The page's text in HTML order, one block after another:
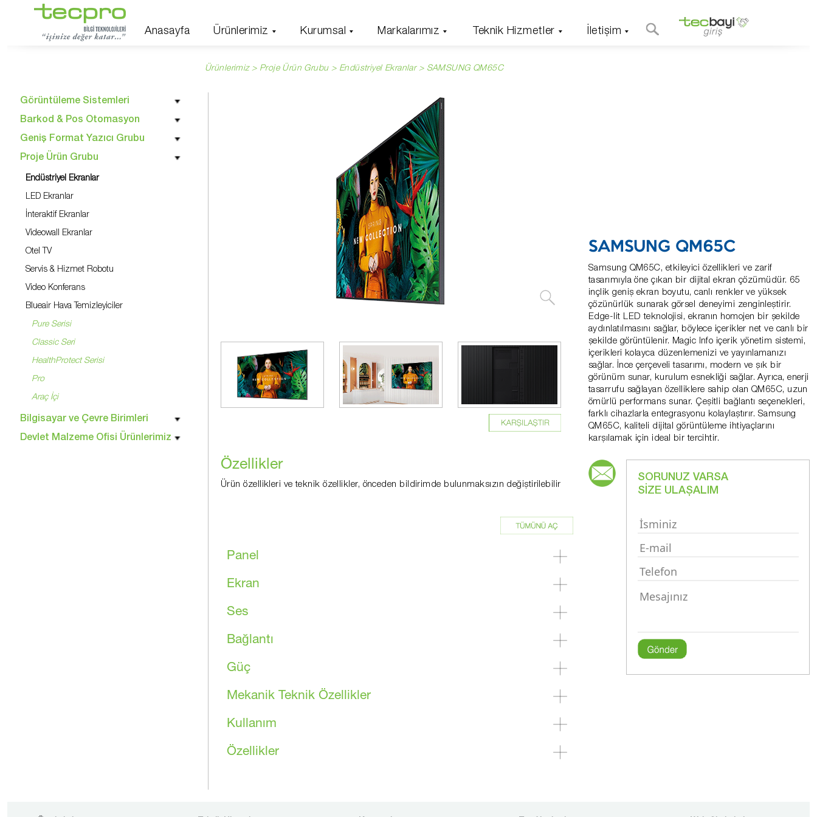
Anasayfa Ürünlerimiz Kurumsal Markalarımız Teknik Hizmetler İletişim
Ürünlerimiz > Proje Ürün Grubu > Endüstriyel Ekranlar> SAMSUNG QM65C
Görüntüleme Sistemleri
Barkod & Pos Otomasyon
Geniş Format Yazıcı Grubu
Proje Ürün Grubu
Endüstriyel Ekranlar
LED Ekranlar
İnteraktif Ekranlar
Videowall Ekranlar
Otel TV
Servis & Hizmet Robotu
Video Konferans
Blueair Hava Temizleyiciler
Pure Serisi
Classic Seri
HealthProtect Serisi
Pro
Araç İçi
Bilgisayar ve Çevre Birimleri
Devlet Malzeme Ofisi Ürünlerimiz
Özellikler
Ürün özellikleri ve teknik özellikler, önceden bildirimde bulunmaksızın değiştirilebilir
Panel
Ekran
Ses
Bağlantı
Güç
Mekanik Teknik Özellikler
Kullanım
Özellikler
SAMSUNG QM65C
Samsung QM65C, etkileyici özellikleri ve zarif
tasarımıyla öne çıkan bir dijital ekran çözümüdür. 65
inçlik geniş ekran boyutu, canlı renkler ve yüksek
çözünürlük sunarak görsel deneyimi zenginleştirir.
Edge-lit LED teknolojisi, ekranın homojen bir şekilde
aydınlatılmasını sağlar, böylece içerikler net ve canlı bir
şekilde görüntülenir. Magic Info içerik yönetim sistemi,
içerikleri kolayca düzenlemenizi ve yayınlamanızı
sağlar. İnce çerçeveli tasarımı, modern ve şık bir
görünüm sunar, kurulum esnekliği sağlar. Ayrıca, enerji
tasarrufu sağlayan özelliklere sahip olan QM65C, uzun
ömürlü performans sunar. Çeşitli bağlantı seçenekleri,
farklı cihazlarla entegrasyonu kolaylaştırır. Samsung
QM65C, kaliteli dijital görüntüleme ihtiyaçlarını
karşılamak için ideal bir tercihtir.
SORUNUZ VARSA
SİZE ULAŞALIM